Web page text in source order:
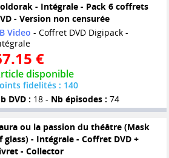
- Intégrale - Pack 6 coffrets
- Version non censurée
Video - Coffret DVD Digipack -
€
disponible
fidelités : 140
DVD : 18 - Nb épisodes : 74
ou la passion du théâtre (Mask
glass) - Intégrale - Coffret DVD +
- Collector